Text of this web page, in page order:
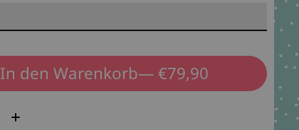
In den Warenkorb
— €79,90